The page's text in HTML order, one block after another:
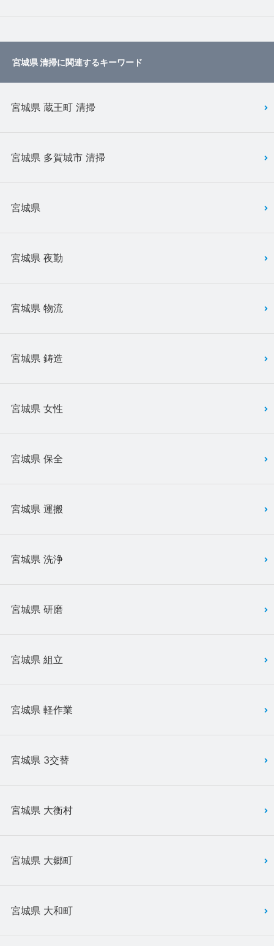
宮城県 清掃に関連するキーワード
宮城県 蔵王町 清掃
宮城県 多賀城市 清掃
宮城県
宮城県 夜勤
宮城県 物流
宮城県 鋳造
宮城県 女性
宮城県 保全
宮城県 運搬
宮城県 洗浄
宮城県 研磨
宮城県 組立
宮城県 軽作業
宮城県 3交替
宮城県 大衡村
宮城県 大郷町
宮城県 大和町